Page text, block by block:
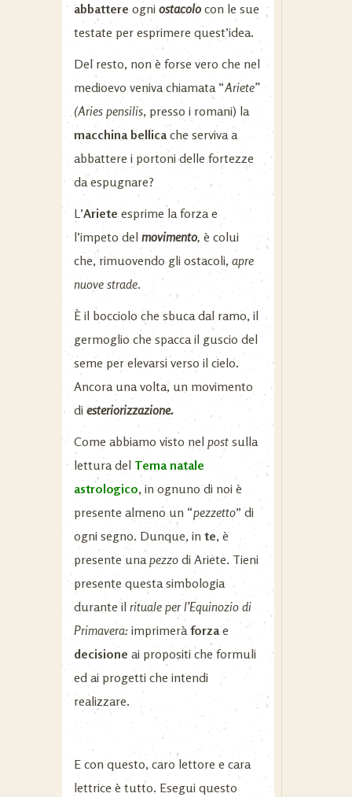
abbattere ogni ostacolo con le sue
testate per esprimere quest’idea.
Del resto, non è forse vero che nel
medioevo veniva chiamata “Ariete”
(Aries pensilis, presso i romani) la
macchina bellicache serviva a
abbattere i portoni delle fortezze
da espugnare?
L’Ariete esprime la forza e
l’impeto del movimento, è colui
che, rimuovendo gli ostacoli, apre
nuove strade.
È il bocciolo che sbuca dal ramo, il
germoglio che spacca il guscio del
seme per elevarsi verso il cielo.
Ancora una volta, un movimento
di esteriorizzazione.
Come abbiamo visto nel post sulla
lettura del Tema natale
astrologico, in ognuno di noi è
presente almeno un “pezzetto” di
ogni segno. Dunque, in te, è
presente unapezzo di Ariete. Tieni
presente questa simbologia
durante il rituale per l’Equinozio di
Primavera: imprimeràforzae
decisione ai propositi che formuli
ed ai progetti che intendi
realizzare.
E con questo, caro lettore e cara
lettrice è tutto. Esegui questo